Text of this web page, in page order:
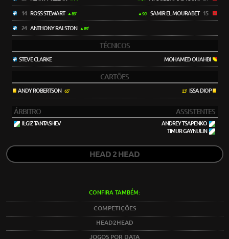
14 ROSS STEWART 89'
24 ANTHONY RALSTON 89'
90' SAMIR EL MOURABET 15
TÉCNICOS
STEVE CLARKE MOHAMED OUAHBI
CARTÕES
ANDY ROBERTSON 65' 23'ISSA DIOP
ÁRBITRO ASSISTENTES
ILGIZ TANTASHEV
ANDREY TSAPENKO
TIMUR GAYNULIN
HEAD 2 HEAD
CONFIRA TAMBÉM:
COMPETIÇÕES
HEAD2HEAD
JOGOS POR DATA